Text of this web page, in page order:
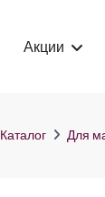
Акции
Каталог Для